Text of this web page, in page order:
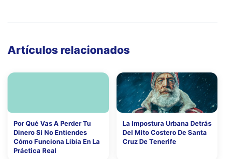
Artículos relacionados
Por Qué Vas A Perder Tu
Dinero Si No Entiendes
Cómo Funciona Libia En La
Práctica Real
La Impostura Urbana Detrás
Del Mito Costero De Santa
Cruz De Tenerife